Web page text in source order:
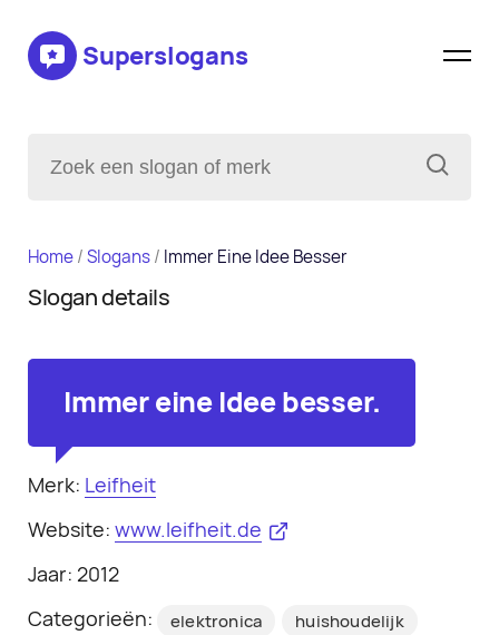
Superslogans
Home/Slogans/ Immer Eine Idee Besser
Slogan details
Immer eine Idee besser.
Merk: Leifheit
Website: www.leifheit.de
Jaar: 2012
Categorieën:
elektronica huishoudelijk